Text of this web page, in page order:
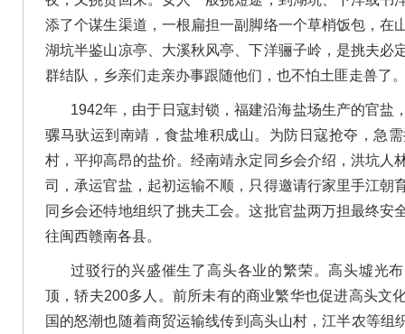
添了个谋生渠道，一根扁担一副脚络一个草梢饭包，在
湖坑半鉴山凉亭、大溪秋风亭、下洋骊子岭，是挑夫必
群结队，乡亲们走亲办事跟随他们，也不怕土匪走兽了
1942年，由于日寇封锁，福建沿海盐场生产的官盐
骡马驮运到南靖，食盐堆积成山。为防日寇抢夺，急
村，平抑高昂的盐价。经南靖永定同乡会介绍，洪坑人
司，承运官盐，起初运输不顺，只得邀请行家里手江朝
同乡会还特地组织了挑夫工会。这批官盐两万担最终安
往闽西赣南各县。
过驳行的兴盛催生了高头各业的繁荣。高头墟光
顶，轿夫200多人。前所未有的商业繁华也促进高头文
国的怒潮也随着商贸运输线传到高头山村，江半农等组